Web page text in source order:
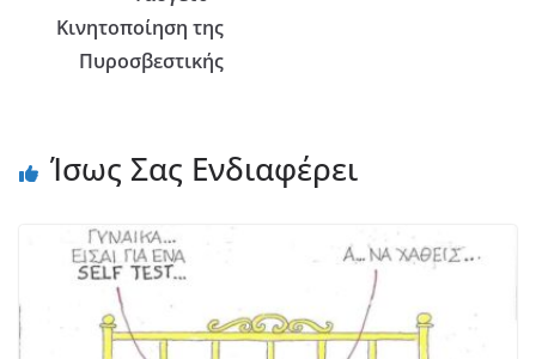
Κινητοποίηση της
Πυροσβεστικής
Ίσως Σας Ενδιαφέρει